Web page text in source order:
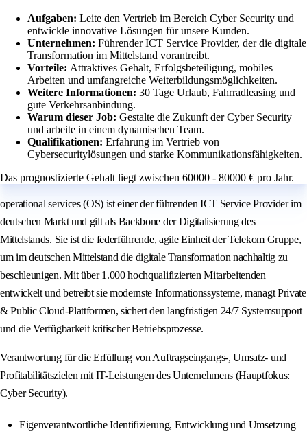
Aufgaben: Leite den Vertrieb im Bereich Cyber Security und
entwickle innovative Lösungen für unsere Kunden.
Unternehmen: Führender ICT Service Provider, der die digitale
Transformation im Mittelstand vorantreibt.
Vorteile: Attraktives Gehalt, Erfolgsbeteiligung, mobiles
Arbeiten und umfangreiche Weiterbildungsmöglichkeiten.
Weitere Informationen: 30 Tage Urlaub, Fahrradleasing und
gute Verkehrsanbindung.
Warum dieser Job: Gestalte die Zukunft der Cyber Security
und arbeite in einem dynamischen Team.
Qualifikationen: Erfahrung im Vertrieb von
Cybersecuritylösungen und starke Kommunikationsfähigkeiten.
Das prognostizierte Gehalt liegt zwischen 60000 - 80000 € pro Jahr.
operational services (OS) ist einer der führenden ICT Service Provider im
deutschen Markt und gilt als Backbone der Digitalisierung des
Mittelstands. Sie ist die federführende, agile Einheit der Telekom Gruppe,
um im deutschen Mittelstand die digitale Transformation nachhaltig zu
beschleunigen. Mit über 1.000 hochqualifizierten Mitarbeitenden
entwickelt und betreibt sie modernste Informationssysteme, managt Private
& Public Cloud-Plattformen, sichert den langfristigen 24/7 Systemsupport
und die Verfügbarkeit kritischer Betriebsprozesse.
Verantwortung für die Erfüllung von Auftragseingangs-, Umsatz- und
Profitabilitätszielen mit IT-Leistungen des Unternehmens (Hauptfokus:
Cyber Security).
Eigenverantwortliche Identifizierung, Entwicklung und Umsetzung